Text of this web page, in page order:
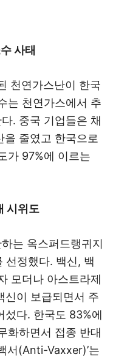
사태
천연가스난이 한국
는 천연가스에서 추
. 중국 기업들은 채
줄였고 한국으로
가 97%에 이르는
시위도
는 옥스퍼드랭귀지
선정했다. 백신, 백
모더나 아스트라제
신이 보급되면서 주
섰다. 한국도 83%에
화하면서 접종 반대
서(Anti-Vaxxer)’는